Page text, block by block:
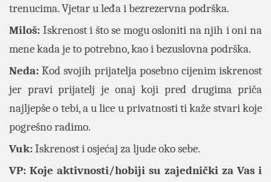
trenucima. Vjetar u leđa i bezrezervna podrška.
Miloš: Iskrenost i što se mogu osloniti na njih i oni na
mene kada je to potrebno, kao i bezuslovna podrška.
Neda: Kod svojih prijatelja posebno cijenim iskrenost
jer pravi prijatelj je onaj koji pred drugima priča
najljepše o tebi, a u lice u privatnosti ti kaže stvari koje
pogrešno radimo.
Vuk: Iskrenost i osjećaj za ljude oko sebe.
VP: Koje aktivnosti/hobiji su zajednički za Vas i